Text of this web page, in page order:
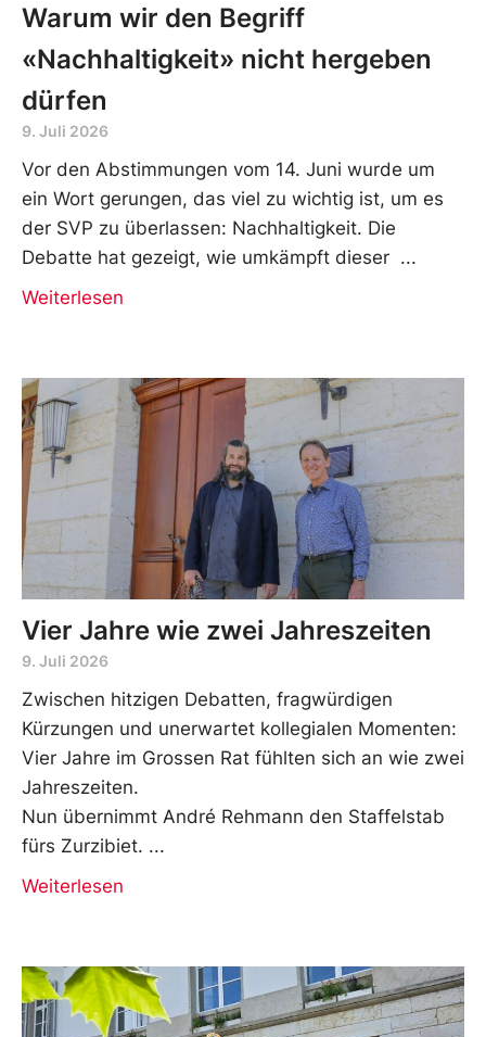
Warum wir den Begriff
«Nachhaltigkeit» nicht hergeben
dürfen
9. Juli 2026
Vor den Abstimmungen vom 14. Juni wurde um
ein Wort gerungen, das viel zu wichtig ist, um es
der SVP zu überlassen: Nachhaltigkeit. Die
Debatte hat gezeigt, wie umkämpft dieser
Weiterlesen
Vier Jahre wie zwei Jahreszeiten
9. Juli 2026
Zwischen hitzigen Debatten, fragwürdigen
Kürzungen und unerwartet kollegialen Momenten:
Vier Jahre im Grossen Rat fühlten sich an wie zwei
Jahreszeiten.
Nun übernimmt André Rehmann den Staffelstab
fürs Zurzibiet.
Weiterlesen